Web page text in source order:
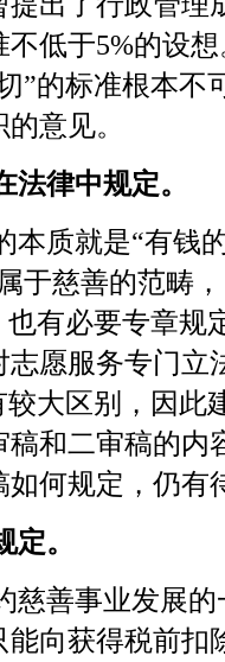
低于5%的设
”的标准根本不
意见。
律中规定。
本质就是“有钱
于慈善的范畴
有必要专章规
愿服务专门立
大区别，因此
和二审稿的内
何规定，仍有
。
慈善事业发展
向获得税前扣